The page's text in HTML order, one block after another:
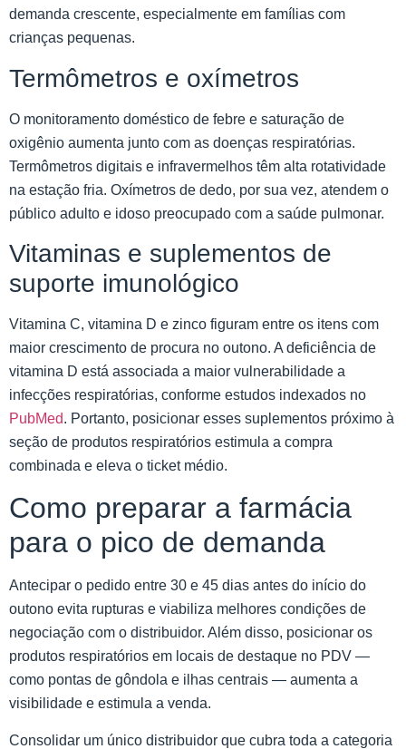
demanda crescente, especialmente em famílias com
crianças pequenas.
Termômetros e oxímetros
O monitoramento doméstico de febre e saturação de
oxigênio aumenta junto com as doenças respiratórias.
Termômetros digitais e infravermelhos têm alta rotatividade
na estação fria. Oxímetros de dedo, por sua vez, atendem o
público adulto e idoso preocupado com a saúde pulmonar.
Vitaminas e suplementos de
suporte imunológico
Vitamina C, vitamina D e zinco figuram entre os itens com
maior crescimento de procura no outono. A deficiência de
vitamina D está associada a maior vulnerabilidade a
infecções respiratórias, conforme estudos indexados no
PubMed. Portanto, posicionar esses suplementos próximo à
seção de produtos respiratórios estimula a compra
combinada e eleva o ticket médio.
Como preparar a farmácia
para o pico de demanda
Antecipar o pedido entre 30 e 45 dias antes do início do
outono evita rupturas e viabiliza melhores condições de
negociação com o distribuidor. Além disso, posicionar os
produtos respiratórios em locais de destaque no PDV —
como pontas de gôndola e ilhas centrais — aumenta a
visibilidade e estimula a venda.
Consolidar um único distribuidor que cubra toda a categoria